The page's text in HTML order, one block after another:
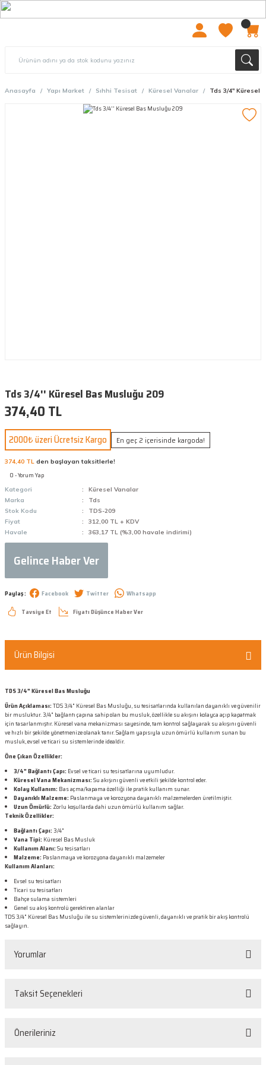
Anasayfa Yapı Market Sıhhi Tesisat Küresel Vanalar Tds 3/4'' Küresel
Tds 3/4'' Küresel Bas Musluğu 209
374,40 TL
2000₺ üzeri Ücretsiz Kargo En geç 2 içerisinde kargoda!
374,40 TL den başlayan taksitlerle!
0 - Yorum Yap
Kategori
Küresel Vanalar
Marka
Tds
Stok Kodu
TDS-209
Fiyat
312,00 TL + KDV
Havale
363,17 TL (%3,00 havale indirimi)
Gelince Haber Ver
Paylaş : Facebook Twitter
Whatsapp
Tavsiye Et
Fiyatı Düşünce Haber Ver
Ürün Bilgisi
TDS 3/4" Küresel Bas Musluğu
Ürün Açıklaması:TDS 3/4" Küresel Bas Musluğu, su tesisatlarında kullanılan dayanıklı ve güvenilir
bir musluktur. 3/4" bağlantı çapına sahip olan bu musluk, özellikle su akışını kolayca açıp kapatmak
için tasarlanmıştır. Küresel vana mekanizması sayesinde, tam kontrol sağlayarak su akışını güvenli
ve hızlı bir şekilde yönetmenize olanak tanır. Sağlam yapısıyla uzun ömürlü kullanım sunan bu
musluk, evsel ve ticari su sistemlerinde idealdir.
Öne Çıkan Özellikler:
3/4" Bağlantı Çapı:Evsel ve ticari su tesisatlarına uyumludur.
Küresel Vana Mekanizması:Su akışını güvenli ve etkili şekilde kontrol eder.
Kolay Kullanım:Bas açma/kapama özelliği ile pratik kullanım sunar.
Dayanıklı Malzeme:Paslanmaya ve korozyona dayanıklı malzemelerden üretilmiştir.
Uzun Ömürlü:Zorlu koşullarda dahi uzun ömürlü kullanım sağlar.
Teknik Özellikler:
Bağlantı Çapı:3/4"
Vana Tipi:Küresel Bas Musluk
Kullanım Alanı:Su tesisatları
Malzeme:Paslanmaya ve korozyona dayanıklı malzemeler
Kullanım Alanları:
Evsel su tesisatları
Ticari su tesisatları
Bahçe sulama sistemleri
Genel su akış kontrolü gerektiren alanlar
TDS 3/4" Küresel Bas Musluğu ile su sistemlerinizde güvenli, dayanıklı ve pratik bir akış kontrolü
sağlayın.
Yorumlar
Taksit Seçenekleri
Önerileriniz